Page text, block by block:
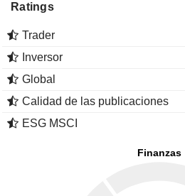
Ratings
Trader
Inversor
Global
Calidad de las publicaciones
ESG MSCI